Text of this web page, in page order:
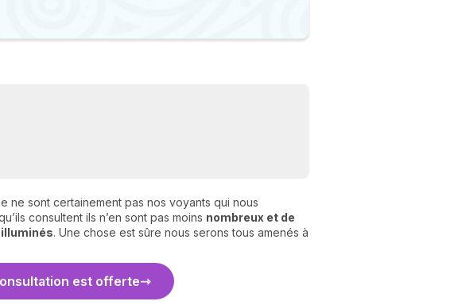
ne sont certainement pas nos voyants qui nous
consultent ils n’en sont pas moins nombreux et de
illuminés. Une chose est sûre nous serons tous amenés à
est offerte